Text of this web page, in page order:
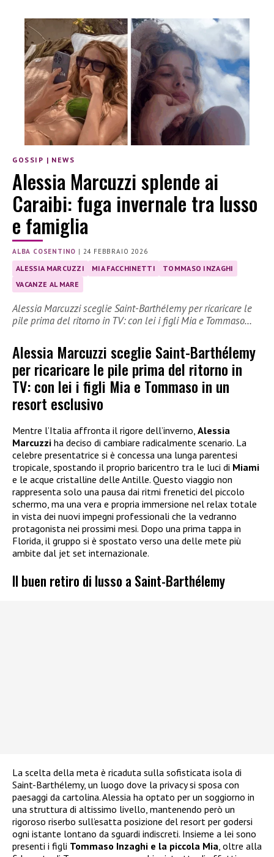
GOSSIP | NEWS
Alessia Marcuzzi splende ai
Caraibi: fuga invernale tra lusso
e famiglia
ALBA COSENTINO | 24 FEBBRAIO 2026
ALESSIA MARCUZZI MIA FACCHINETTI
TOMMASO INZAGHI
VACANZE AL MARE
Alessia Marcuzzi sceglie Saint-Barthélemy per ricaricare le
pile prima del ritorno in TV: con lei i figli Mia e Tommaso…
Alessia Marcuzzi sceglie Saint-Barthélemy
per ricaricare le pile prima del ritorno in
TV: con lei i figli Mia e Tommaso in un
resort esclusivo
Mentre l’Italia affronta il rigore dell’inverno, Alessia
Marcuzzi ha deciso di cambiare radicalmente scenario. La
celebre presentatrice si è concessa una lunga parentesi
tropicale, spostando il proprio baricentro tra le luci di Miami
e le acque cristalline delle Antille. Questo viaggio non
rappresenta solo una pausa dai ritmi frenetici del piccolo
schermo, ma una vera e propria immersione nel relax totale
in vista dei nuovi impegni professionali che la vedranno
protagonista nei prossimi mesi. Dopo una prima tappa in
Florida, il gruppo si è spostato verso una delle mete più
ambite dal jet set internazionale.
Il buen retiro di lusso a Saint-Barthélemy
La scelta della meta è ricaduta sulla sofisticata isola di
Saint-Barthélemy, un luogo dove la privacy si sposa con
paesaggi da cartolina. Alessia ha optato per un soggiorno in
una struttura di altissimo livello, mantenendo però un
rigoroso riserbo sull’esatta posizione del resort per godersi
ogni istante lontano da sguardi indiscreti. Insieme a lei sono
presenti i figli Tommaso Inzaghi e la piccola Mia, oltre alla